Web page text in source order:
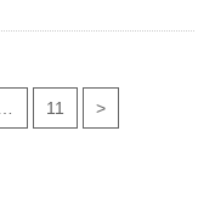
11 >